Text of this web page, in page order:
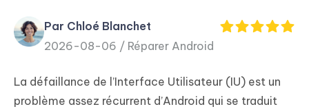
for iOS
PDNob
PDF
Editor
Par Chloé Blanchet
2026-08-06 / Réparer Android
La défaillance de l’Interface Utilisateur (IU) est un
problème assez récurrent d’Android qui se traduit